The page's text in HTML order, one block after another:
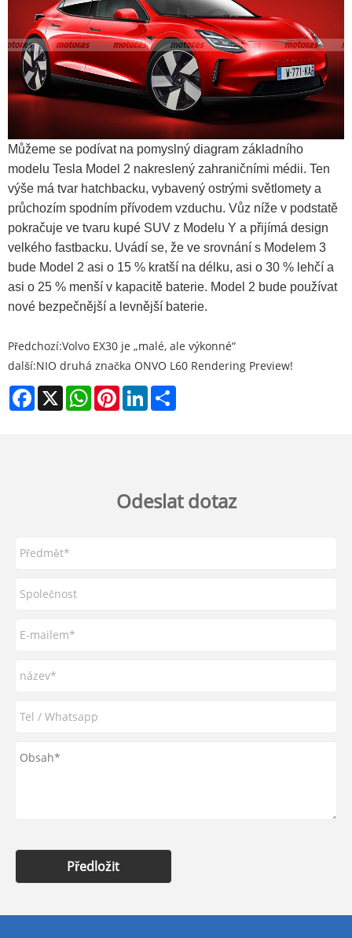
Můžeme se podívat na pomyslný diagram základního
modelu Tesla Model 2 nakreslený zahraničními médii. Ten
výše má tvar hatchbacku, vybavený ostrými světlomety a
průchozím spodním přívodem vzduchu. Vůz níže v podstatě
pokračuje ve tvaru kupé SUV z Modelu Y a přijímá design
velkého fastbacku. Uvádí se, že ve srovnání s Modelem 3
bude Model 2 asi o 15 % kratší na délku, asi o 30 % lehčí a
asi o 25 % menší v kapacitě baterie. Model 2 bude používat
nové bezpečnější a levnější baterie.
Předchozí:Volvo EX30 je „malé, ale výkonné“
další:NIO druhá značka ONVO L60 Rendering Preview!
Facebook
X WhatsAppPinterestLinkedIn
Odeslat dotaz
Předložit